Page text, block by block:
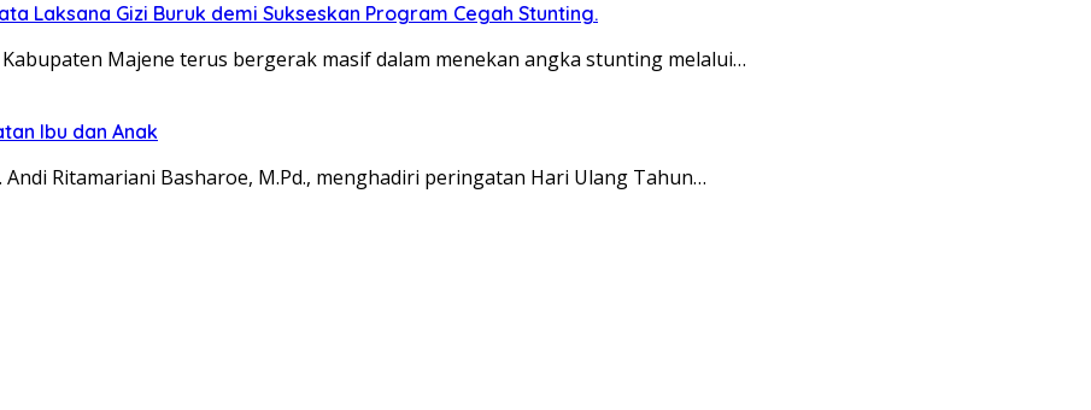
Laksana Gizi Buruk demi Sukseskan Program Cegah Stunting.
Kabupaten Majene terus bergerak masif dalam menekan angka stunting melalui…
Ibu dan Anak
Andi Ritamariani Basharoe, M.Pd., menghadiri peringatan Hari Ulang Tahun…